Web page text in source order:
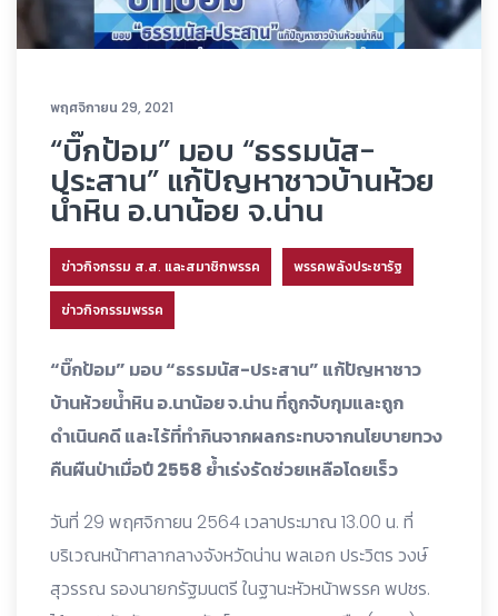
พฤศจิกายน 29, 2021
“บิ๊กป้อม” มอบ “ธรรมนัส-
ประสาน” แก้ปัญหาชาวบ้านห้วย
น้ำหิน อ.นาน้อย จ.น่าน
ข่าวกิจกรรม ส.ส. และสมาชิกพรรค พรรคพลังประชารัฐ
ข่าวกิจกรรมพรรค
“บิ๊กป้อม” มอบ “ธรรมนัส-ประสาน” แก้ปัญหาชาว
บ้านห้วยน้ำหิน อ.นาน้อย จ.น่าน ที่ถูกจับกุมและถูก
ดำเนินคดี และไร้ที่ทำกินจากผลกระทบจากนโยบายทวง
คืนผืนป่าเมื่อปี 2558 ย้ำเร่งรัดช่วยเหลือโดยเร็ว
วันที่ 29 พฤศจิกายน 2564 เวลาประมาณ 13.00 น. ที่
บริเวณหน้าศาลากลางจังหวัดน่าน พลเอก ประวิตร วงษ์
สุวรรณ รองนายกรัฐมนตรี ในฐานะหัวหน้าพรรค พปชร.